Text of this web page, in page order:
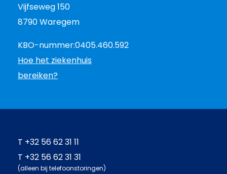
Vijfseweg 150
8790 Waregem
KBO-nummer:0405.460.592
Hoe het ziekenhuis
bereiken?
T +32 56 62 31 11
T +32 56 62 31 31
(alleen bij telefoonstoringen)